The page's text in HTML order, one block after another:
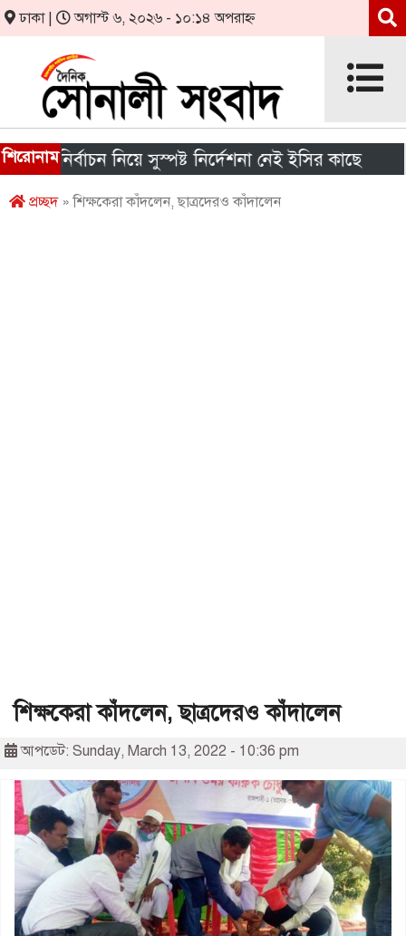
ঢাকা | অগাস্ট ৬, ২০২৬ - ১০:১৪ অপরাহ্ন
শিরোনামনিয়ে সুস্পষ্ট নির্দেশনা নেই ইসির কাছে শীর্ষ
প্রচ্ছদ» শিক্ষকেরা কাঁদলেন, ছাত্রদেরও কাঁদালেন
শিক্ষকেরা কাঁদলেন, ছাত্রদেরও কাঁদালেন
আপডেট: Sunday, March 13, 2022 - 10:36 pm